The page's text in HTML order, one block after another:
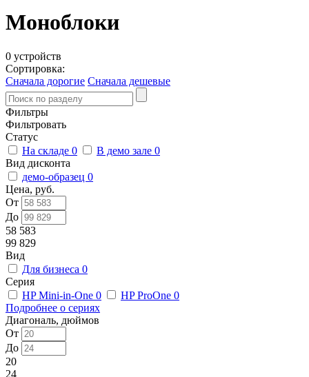
Моноблоки
0 устройств
Сортировка:
Сначала дорогие Сначала дешевые
Фильтры
Фильтровать
Статус
На складе 0 В демо зале 0
Вид дисконта
демо-образец 0
Цена, руб.
От
До
58 583
99 829
Вид
Для бизнеса 0
Серия
HP Mini-in-One 0 HP ProOne 0
Подробнее о сериях
Диагональ, дюймов
От
До
20
24